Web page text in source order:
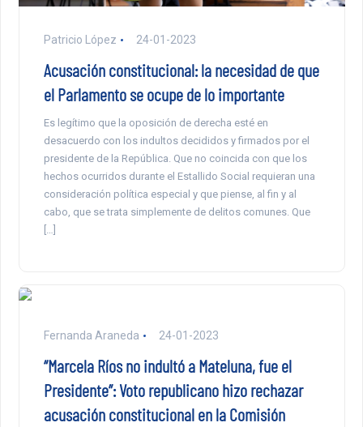
Patricio López 24-01-2023
Acusación constitucional: la necesidad de que
el Parlamento se ocupe de lo importante
Es legítimo que la oposición de derecha esté en
desacuerdo con los indultos decididos y firmados por el
presidente de la República. Que no coincida con que los
hechos ocurridos durante el Estallido Social requieran una
consideración política especial y que piense, al fin y al
cabo, que se trata simplemente de delitos comunes. Que
[…]
Fernanda Araneda 24-01-2023
“Marcela Ríos no indultó a Mateluna, fue el
Presidente”: Voto republicano hizo rechazar
acusación constitucional en la Comisión